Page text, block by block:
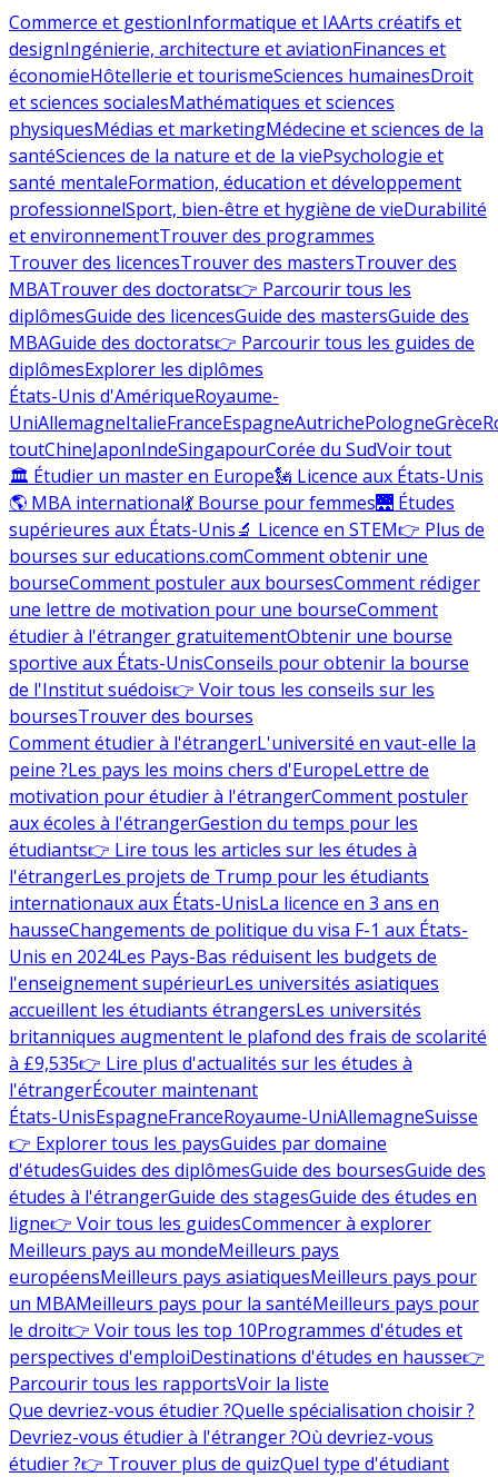
Commerce et gestionInformatique et IAArts créatifs et
designIngénierie, architecture et aviationFinances et
économieHôtellerie et tourismeSciences humainesDroit
et sciences socialesMathématiques et sciences
physiquesMédias et marketingMédecine et sciences de la
santéSciences de la nature et de la viePsychologie et
santé mentaleFormation, éducation et développement
professionnelSport, bien-être et hygiène de vieDurabilité
et environnementTrouver des programmes
Trouver des licencesTrouver des mastersTrouver des
MBATrouver des doctorats👉 Parcourir tous les
diplômesGuide des licencesGuide des mastersGuide des
MBAGuide des doctorats👉 Parcourir tous les guides de
diplômesExplorer les diplômes
États-Unis d'AmériqueRoyaume-
UniAllemagneItalieFranceEspagneAutrichePologneGrèce
toutChineJaponIndeSingapourCorée du SudVoir tout
🏛 Étudier un master en Europe🗽 Licence aux États-Unis
🌎 MBA international💃 Bourse pour femmes🌉 Études
supérieures aux États-Unis🔬 Licence en STEM👉 Plus de
bourses sur educations.comComment obtenir une
bourseComment postuler aux boursesComment rédiger
une lettre de motivation pour une bourseComment
étudier à l'étranger gratuitementObtenir une bourse
sportive aux États-UnisConseils pour obtenir la bourse
de l'Institut suédois👉 Voir tous les conseils sur les
boursesTrouver des bourses
Comment étudier à l'étrangerL'université en vaut-elle la
peine ?Les pays les moins chers d'EuropeLettre de
motivation pour étudier à l'étrangerComment postuler
aux écoles à l'étrangerGestion du temps pour les
étudiants👉 Lire tous les articles sur les études à
l'étrangerLes projets de Trump pour les étudiants
internationaux aux États-UnisLa licence en 3 ans en
hausseChangements de politique du visa F-1 aux États-
Unis en 2024Les Pays-Bas réduisent les budgets de
l'enseignement supérieurLes universités asiatiques
accueillent les étudiants étrangersLes universités
britanniques augmentent le plafond des frais de scolarité
à £9,535👉 Lire plus d'actualités sur les études à
l'étrangerÉcouter maintenant
États-UnisEspagneFranceRoyaume-UniAllemagneSuisse
👉 Explorer tous les paysGuides par domaine
d'étudesGuides des diplômesGuide des boursesGuide des
études à l'étrangerGuide des stagesGuide des études en
ligne👉 Voir tous les guidesCommencer à explorer
Meilleurs pays au mondeMeilleurs pays
européensMeilleurs pays asiatiquesMeilleurs pays pour
un MBAMeilleurs pays pour la santéMeilleurs pays pour
le droit👉 Voir tous les top 10Programmes d'études et
perspectives d'emploiDestinations d'études en hausse👉
Parcourir tous les rapportsVoir la liste
Que devriez-vous étudier ?Quelle spécialisation choisir ?
Devriez-vous étudier à l'étranger ?Où devriez-vous
étudier ?👉 Trouver plus de quizQuel type d'étudiant